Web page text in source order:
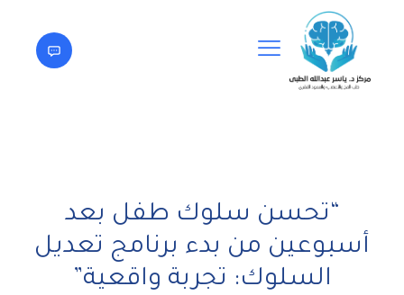
“تحسن سلوك طفل بعد
أسبوعين من بدء برنامج تعديل
السلوك: تجربة واقعية”